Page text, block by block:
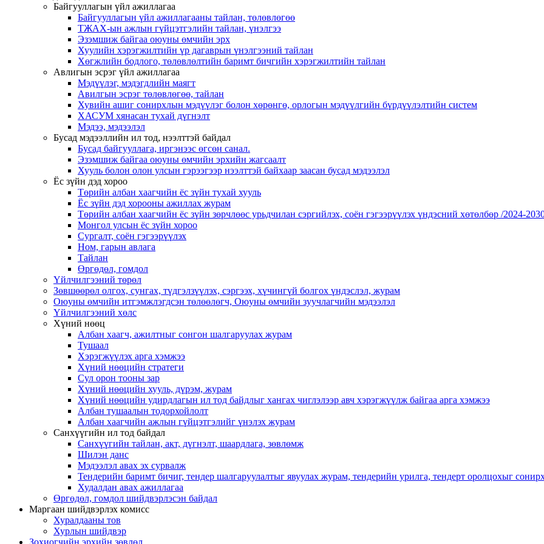
Байгууллагын үйл ажиллагаа
Байгууллагын үйл ажиллагааны тайлан, төлөвлөгөө
ТЖАХ-ын ажлын гүйцэтгэлийн тайлан, үнэлгээ
Эзэмшиж байгаа оюуны өмчийн эрх
Хуулийн хэрэгжилтийн үр дагаврын үнэлгээний тайлан
Хөгжлийн бодлого, төлөвлөлтийн баримт бичгийн хэрэгжилтийн тайлан
Авлигын эсрэг үйл ажиллагаа
Мэдүүлэг, мэдэгдлийн маягт
Авилгын эсрэг төлөвлөгөө, тайлан
Хувийн ашиг сонирхлын мэдүүлэг болон хөрөнгө, орлогын мэдүүлгийн бүрдүүлэлтийн систем
ХАСУМ хянасан тухай дүгнэлт
Мэдээ, мэдээлэл
Бусад мэдээллийн ил тод, нээлттэй байдал
Бусад байгууллага, иргэнээс өгсөн санал.
Эзэмшиж байгаа оюуны өмчийн эрхийн жагсаалт
Хууль болон олон улсын гэрээгээр нээлттэй байхаар заасан бусад мэдээлэл
Ёс зүйн дэд хороо
Төрийн албан хаагчийн ёс зүйн тухай хууль
Ёс зүйн дэд хорооны ажиллах журам
Төрийн албан хаагчийн ёс зүйн зөрчлөөс урьдчилан сэргийлэх, соён гэгээрүүлэх үндэсний хөтөлбөр /2024-
Монгол улсын ёс зүйн хороо
Cургалт, cоён гэгээрүүлэх
Ном, гарын авлага
Тайлан
Өргөдөл, гомдол
Үйлчилгээний төрөл
Зөвшөөрөл олгох, сунгах, түдгэлзүүлэх, сэргээх, хүчингүй болгох үндэслэл, журам
Оюуны өмчийн итгэмжлэгдсэн төлөөлөгч, Оюуны өмчийн зуучлагчийн мэдээлэл
Үйлчилгээний хөлс
Хүний нөөц
Албан хаагч, ажилтныг сонгон шалгаруулах журам
Тушаал
Хэрэгжүүлэх арга хэмжээ
Хүний нөөцийн стратеги
Сул орон тооны зар
Хүний нөөцийн хууль, дүрэм, журам
Хүний нөөцийн удирдлагын ил тод байдлыг хангах чиглэлээр авч хэрэгжүүлж байгаа арга хэмжээ
Албан тушаалын тодорхойлолт
Албан хаагчийн ажлын гүйцэтгэлийг үнэлэх журам
Санхүүгийн ил тод байдал
Санхүүгийн тайлан, акт, дүгнэлт, шаардлага, зөвлөмж
Шилэн данс
Мэдээлэл авах эх сурвалж
Тендерийн баримт бичиг, тендер шалгаруулалтыг явуулах журам, тендерийн урилга, тендерт оролцохыг
Худалдан авах ажиллагаа
Өргөдөл, гомдол шийдвэрлэсэн байдал
Маргаан шийдвэрлэх комисс
Хуралдааны тов
Хурлын шийдвэр
Зохиогчийн эрхийн зөвлөл